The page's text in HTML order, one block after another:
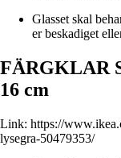
Glasset skal
er beskadiget
FÄRGKLAR
16 cm
Link: https://
lysegra-50479353/